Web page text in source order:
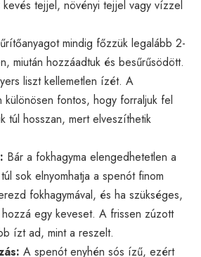
tejjel, növényi tejjel vagy vízzel
mindig főzzük legalább 2-
miután hozzáadtuk és besűrűsödött.
liszt kellemetlen ízét. A
különösen fontos, hogy forraljuk fel
túl hosszan, mert elveszíthetik
Bár a fokhagyma elengedhetetlen a
sok elnyomhatja a spenót finom
fokhagymával, és ha szükséges,
egy keveset. A frissen zúzott
ízt ad, mint a reszelt.
A spenót enyhén sós ízű, ezért